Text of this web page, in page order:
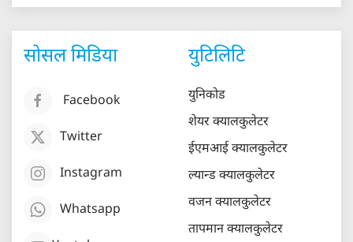
सोसल मिडिया
Facebook
Twitter
Instagram
Whatsapp
युटिलिटि
युनिकोड
शेयर क्यालकुलेटर
ईएमआई क्यालकुलेटर
ल्यान्ड क्यालकुलेटर
वजन क्यालकुलेटर
तापमान क्यालकुलेटर